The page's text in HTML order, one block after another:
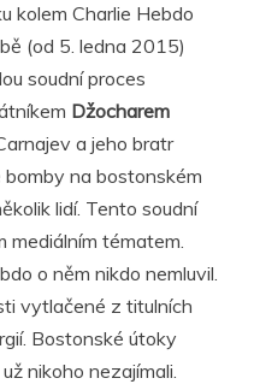
kolem Charlie Hebdo
(od 5. ledna 2015)
soudní proces
Džocharem
a jeho bratr
bomby na bostonském
lidí. Tento soudní
mediálním tématem.
o něm nikdo nemluvil.
vytlačené z titulních
Bostonské útoky
nikoho nezajímali.